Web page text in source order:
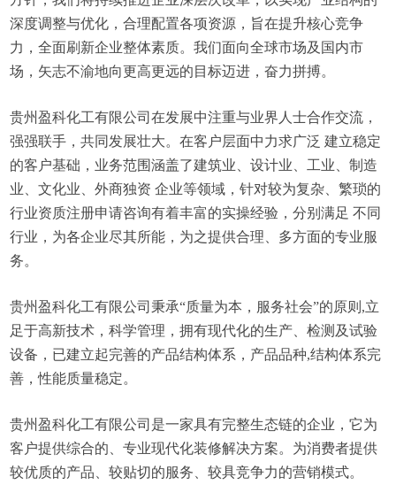
深度调整与优化，合理配置各项资源，旨在提升核心竞争
力，全面刷新企业整体素质。我们面向全球市场及国内市
场，矢志不渝地向更高更远的目标迈进，奋力拼搏。
贵州盈科化工有限公司在发展中注重与业界人士合作交流，
强强联手，共同发展壮大。在客户层面中力求广泛 建立稳定
的客户基础，业务范围涵盖了建筑业、设计业、工业、制造
业、文化业、外商独资 企业等领域，针对较为复杂、繁琐的
行业资质注册申请咨询有着丰富的实操经验，分别满足 不同
行业，为各企业尽其所能，为之提供合理、多方面的专业服
务。
贵州盈科化工有限公司秉承“质量为本，服务社会”的原则,立
足于高新技术，科学管理，拥有现代化的生产、检测及试验
设备，已建立起完善的产品结构体系，产品品种,结构体系完
善，性能质量稳定。
贵州盈科化工有限公司是一家具有完整生态链的企业，它为
客户提供综合的、专业现代化装修解决方案。为消费者提供
较优质的产品、较贴切的服务、较具竞争力的营销模式。